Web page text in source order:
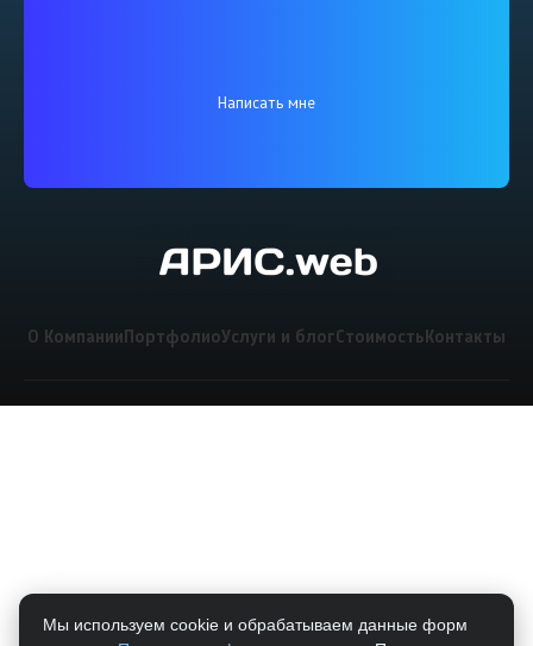
Написать мне
О КомпанииПортфолиоУслуги и блогСтоимостьКонтакты
Мы используем cookie и обрабатываем данные форм